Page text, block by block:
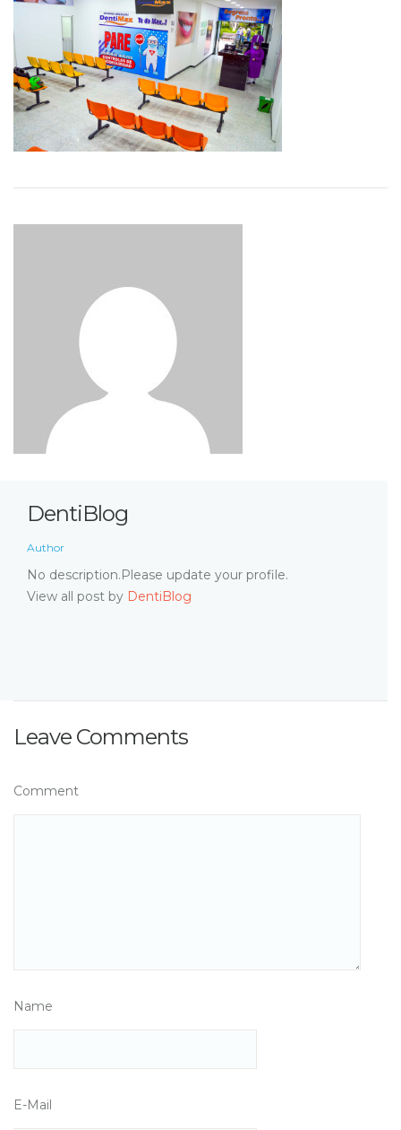
DentiBlog
Author
No description.Please update your profile.
View all post by DentiBlog
Leave Comments
Comment
Name
E-Mail